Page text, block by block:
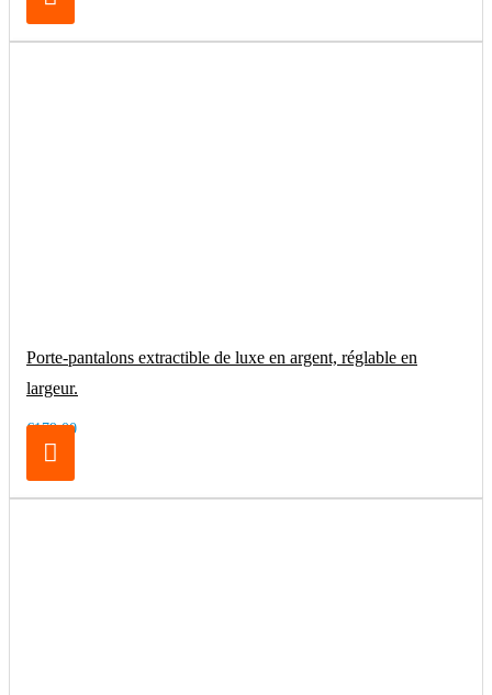
Porte-pantalons extractible de luxe en argent, réglable en
largeur.
€179.00